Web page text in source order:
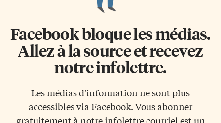
Facebook bloque les médias.
Allez à la source et recevez
notre infolettre.
Les médias d'information ne sont plus
accessibles via Facebook. Vous abonner
gratuitement à notre infolettre courriel est un